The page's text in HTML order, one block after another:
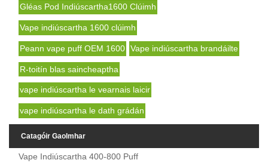
Gléas Pod Indiúscartha1600 Clúimh
Vape indiúscartha 1600 clúimh
Peann vape puff OEM 1600 Vape indiúscartha brandáilte
R-toitín blas saincheaptha
vape indiúscartha le vearnais laicir
vape indiúscartha le dath grádán
Catagóir Gaolmhar
Vape Indiúscartha 400-800 Puff